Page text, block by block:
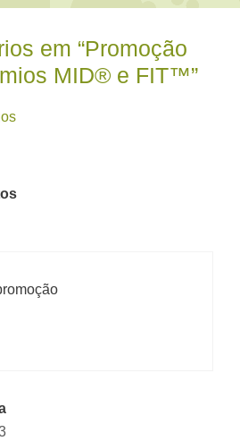
em “Promoção
MID® e FIT™”